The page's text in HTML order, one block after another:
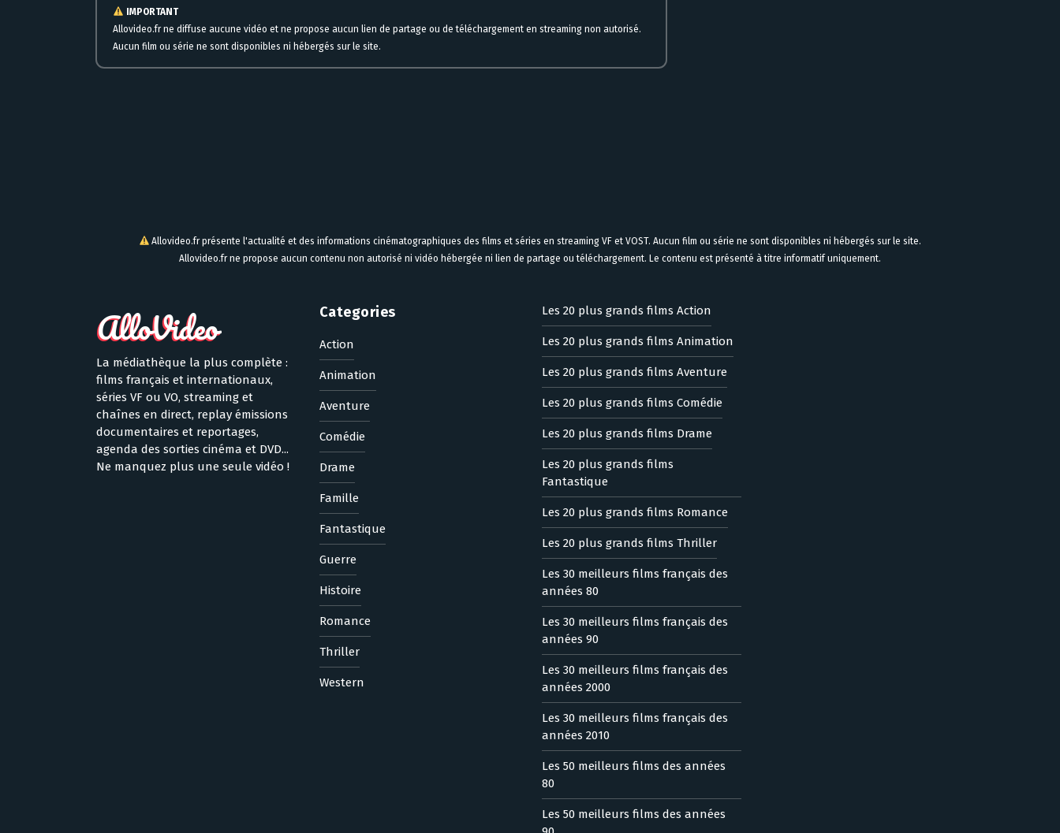
IMPORTANT
Allovideo.fr ne diffuse aucune vidéo et ne propose aucun lien de partage ou de téléchargement en streaming non autorisé.
Aucun film ou série ne sont disponibles ni hébergés sur le site.
Allovideo.fr présente l'actualité et des informations cinématographiques des films et séries en streaming VF et VOST. Aucun film ou série ne sont disponibles ni hébergés sur le site.
Allovideo.fr ne propose aucun contenu non autorisé ni vidéo hébergée ni lien de partage ou téléchargement. Le contenu est présenté à titre informatif uniquement.
La médiathèque la plus complète :
films français et internationaux,
séries VF ou VO, streaming et
chaînes en direct, replay émissions
documentaires et reportages,
agenda des sorties cinéma et DVD...
Ne manquez plus une seule vidéo !
Categories
Action
Animation
Aventure
Comédie
Drame
Famille
Fantastique
Guerre
Histoire
Romance
Thriller
Western
Les 20 plus grands films Action
Les 20 plus grands films Animation
Les 20 plus grands films Aventure
Les 20 plus grands films Comédie
Les 20 plus grands films Drame
Les 20 plus grands films
Fantastique
Les 20 plus grands films Romance
Les 20 plus grands films Thriller
Les 30 meilleurs films français des
années 80
Les 30 meilleurs films français des
années 90
Les 30 meilleurs films français des
années 2000
Les 30 meilleurs films français des
années 2010
Les 50 meilleurs films des années
80
Les 50 meilleurs films des années